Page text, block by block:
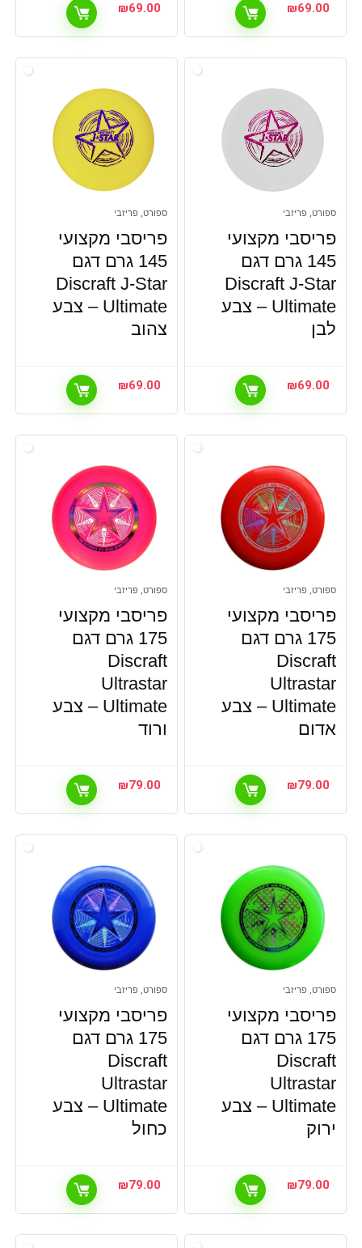
₪69.00
₪69.00
ספורט, פריזבי
פריסבי מקצועי
145 גרם דגם
Discraft J-Star
Ultimate – צבע
לבן
₪69.00
ספורט, פריזבי
פריסבי מקצועי
145 גרם דגם
Discraft J-Star
Ultimate – צבע
צהוב
₪69.00
ספורט, פריזבי
פריסבי מקצועי
175 גרם דגם
Discraft
Ultrastar
Ultimate – צבע
אדום
₪79.00
ספורט, פריזבי
פריסבי מקצועי
175 גרם דגם
Discraft
Ultrastar
Ultimate – צבע
ורוד
₪79.00
ספורט, פריזבי
פריסבי מקצועי
175 גרם דגם
Discraft
Ultrastar
Ultimate – צבע
ירוק
₪79.00
ספורט, פריזבי
פריסבי מקצועי
175 גרם דגם
Discraft
Ultrastar
Ultimate – צבע
כחול
₪79.00